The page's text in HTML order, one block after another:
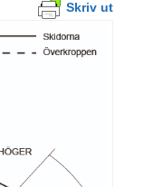
Skriv ut